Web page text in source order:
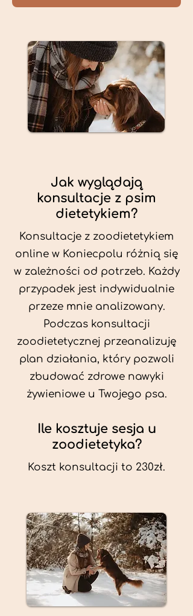
Jak wyglądają
konsultacje z psim
dietetykiem?
Konsultacje z zoodietetykiem
online w Koniecpolu różnią się
w zależności od potrzeb. Każdy
przypadek jest indywidualnie
przeze mnie analizowany.
Podczas konsultacji
zoodietetycznej przeanalizuję
plan działania, który pozwoli
zbudować zdrowe nawyki
żywieniowe u Twojego psa.
Ile kosztuje sesja u
zoodietetyka?
Koszt konsultacji to 230zł.